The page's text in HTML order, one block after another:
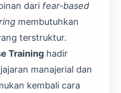
dari fear-based
membutuhkan
terstruktur.
Training hadir
manajerial dan
kembali cara